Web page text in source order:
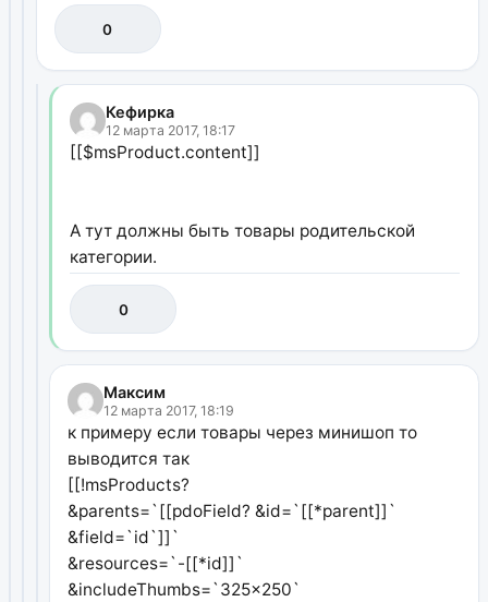
0
Кефирка
12 марта 2017, 18:17
[[$msProduct.content]]
А тут должны быть товары родительской
категории.
0
Максим
12 марта 2017, 18:19
к примеру если товары через минишоп то
выводится так
[[!msProducts?
&parents=`[[pdoField? &id=`[[*parent]]`
&field=`id`]]`
&resources=`-[[*id]]`
&includeThumbs=`325x250`